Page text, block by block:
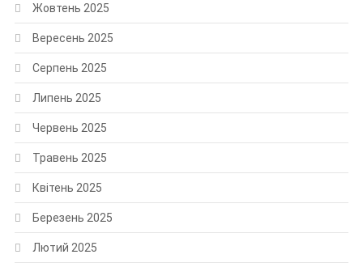
Жовтень 2025
Вересень 2025
Серпень 2025
Липень 2025
Червень 2025
Травень 2025
Квітень 2025
Березень 2025
Лютий 2025